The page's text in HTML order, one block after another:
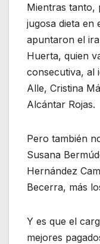
Mientras tanto,
jugosa dieta en
apuntaron el
Huerta, quien
consecutiva, al
Alle, Cristina
Alcántar Rojas.
Pero también
Susana
Hernández
Becerra, más
Y es que el
mejores